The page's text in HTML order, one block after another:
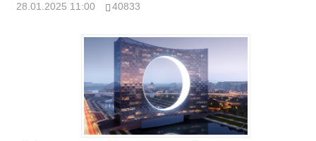
28.01.2025 11:00 40833